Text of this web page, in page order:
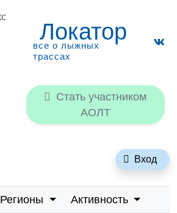
Локатор
все о лыжных
трассах
АОЛТ
Вход
Регионы Активность